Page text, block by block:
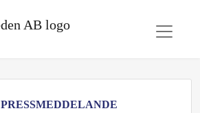
PRESSMEDDELANDE